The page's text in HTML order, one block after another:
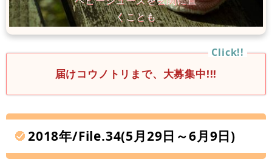
届けコウノトリまで、大募集中!!!
2018年/File.34(5月29日～6月9日)